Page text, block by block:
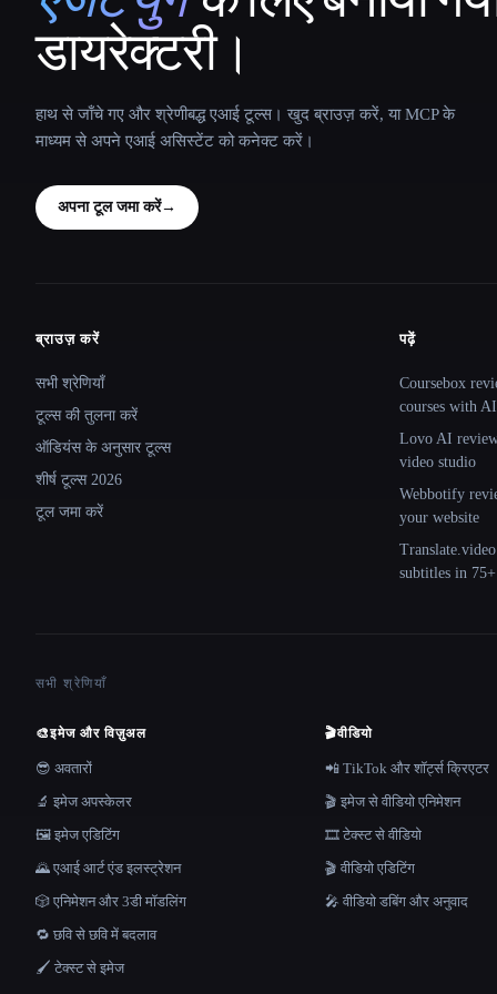
डायरेक्टरी।
हाथ से जाँचे गए और श्रेणीबद्ध एआई टूल्स। खुद ब्राउज़ करें, या MCP के
माध्यम से अपने एआई असिस्टेंट को कनेक्ट करें।
अपना टूल जमा करें→
Site navigation
ब्राउज़ करें
सभी श्रेणियाँ
टूल्स की तुलना करें
ऑडियंस के अनुसार टूल्स
शीर्ष टूल्स 2026
टूल जमा करें
पढ़ें
Coursebox
courses with AI
Lovo AI
video studio
Webbotify
your website
subtitles in 75+
सभी श्रेणियाँ
🎨इमेज और विज़ुअल
😎 अवतारों
🔬 इमेज अपस्केलर
🖼️ इमेज एडिटिंग
🌄 एआई आर्ट एंड इलस्ट्रेशन
🎲 एनिमेशन और 3डी मॉडलिंग
🔁 छवि से छवि में बदलाव
🖌️ टेक्स्ट से इमेज
🎬वीडियो
📲 TikTok और शॉर्ट्स क्रिएटर
🎬 इमेज से वीडियो एनिमेशन
🎞️ टेक्स्ट से वीडियो
🎬 वीडियो एडिटिंग
🎤 वीडियो डबिंग और अनुवाद